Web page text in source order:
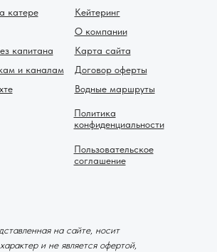
катере
капитана
и каналам
Пользовательское
соглашение
Политика
конфиденциальности
Договор оферты
Водные маршруты
Кейтеринг
О компании
Карта сайта
на сайте, носит
и не является офертой,